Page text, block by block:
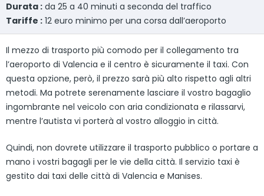
Durata : da 25 a 40 minuti a seconda del traffico
Tariffe : 12 euro minimo per una corsa dall’aeroporto
Il mezzo di trasporto più comodo per il collegamento tra
l’aeroporto di Valencia e il centro è sicuramente il taxi. Con
questa opzione, però, il prezzo sarà più alto rispetto agli altri
metodi. Ma potrete serenamente lasciare il vostro bagaglio
ingombrante nel veicolo con aria condizionata e rilassarvi,
mentre l’autista vi porterà al vostro alloggio in città.
Quindi, non dovrete utilizzare il trasporto pubblico o portare a
mano i vostri bagagli per le vie della città. Il servizio taxi è
gestito dai taxi delle città di Valencia e Manises.